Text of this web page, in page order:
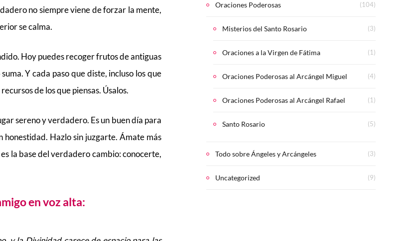
no siempre viene de forzar la mente,
se calma.
Hoy puedes recoger frutos de antiguas
Y cada paso que diste, incluso los que
de los que piensas. Úsalos.
sereno y verdadero. Es un buen día para
Hazlo sin juzgarte. Ámate más
la base del verdadero cambio: conocerte,
en voz alta:
Oraciones Poderosas (104)
Misterios del Santo Rosario (3)
Oraciones a la Virgen de Fátima (1)
Oraciones Poderosas al Arcángel Miguel (4)
Oraciones Poderosas al Arcángel Rafael (1)
Santo Rosario (5)
Todo sobre Ángeles y Arcángeles (3)
Uncategorized (9)